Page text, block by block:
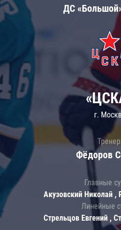
ДС
г.
Фёдоров
Главные
Акузовский Николай ,
Линейные
Стрельцов Евгений ,